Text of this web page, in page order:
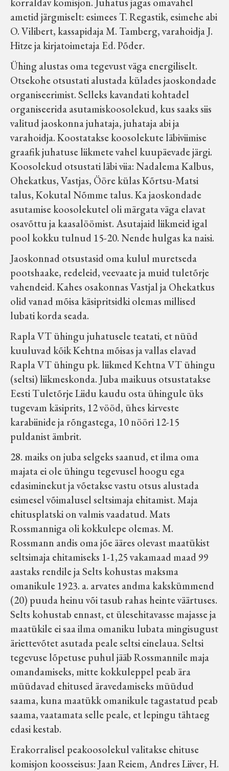
Virtuaalnäitused
Otsi
Tagasiside
Koduleht on teoks saanud tänu Sillaotsa
Muuseumisõprade Seltsingu, Kohaliku
Omaalgatuse Programmi ja Märjamaa
Vallavalitsuse abile.
ametid järgmiselt: esimees T. Regastik, esimehe abi
O. Vilibert, kassapidaja M. Tamberg, varahoidja J.
Hitze ja kirjatoimetaja Ed. Põder.
Ühing alustas oma tegevust väga energiliselt.
Otsekohe otsustati alustada külades jaoskondade
organiseerimist. Selleks kavandati kohtadel
organiseerida asutamiskoosolekud, kus saaks siis
valitud jaoskonna juhataja, juhataja abi ja
varahoidja. Koostatakse koosolekute läbiviimise
graafik juhatuse liikmete vahel kuupäevade järgi.
Koosolekud otsustati läbi viia: Nadalema Kalbus,
Ohekatkus, Vastjas, Ööre külas Kõrtsu-Matsi
talus, Kokutal Nõmme talus. Ka jaoskondade
asutamise koosolekutel oli märgata väga elavat
osavõttu ja kaasalöömist. Asutajaid liikmeid igal
pool kokku tulnud 15-20. Nende hulgas ka naisi.
Jaoskonnad otsustasid oma kulul muretseda
pootshaake, redeleid, veevaate ja muid tuletõrje
vahendeid. Kahes osakonnas Vastjal ja Ohekatkus
olid vanad mõisa käsipritsidki olemas millised
lubati korda seada.
Rapla VT ühingu juhatusele teatati, et nüüd
kuuluvad kõik Kehtna mõisas ja vallas elavad
Rapla VT ühingu pk. liikmed Kehtna VT ühingu
(seltsi) liikmeskonda. Juba maikuus otsustatakse
Eesti Tuletõrje Liidu kaudu osta ühingule üks
tugevam käsiprits, 12 vööd, ühes kirveste
karabiinide ja rõngastega, 10 nööri 12-15
puldanist ämbrit.
28. maiks on juba selgeks saanud, et ilma oma
majata ei ole ühingu tegevusel hoogu ega
edasiminekut ja võetakse vastu otsus alustada
esimesel võimalusel seltsimaja ehitamist. Maja
ehitusplatski on valmis vaadatud. Mats
Rossmanniga oli kokkulepe olemas. M.
Rossmann andis oma jõe ääres olevast maatükist
seltsimaja ehitamiseks 1-1,25 vakamaad maad 99
aastaks rendile ja Selts kohustas maksma
omanikule 1923. a. arvates andma kakskümmend
(20) puuda heinu või tasub rahas heinte väärtuses.
Selts kohustab ennast, et ülesehitavasse majasse ja
maatükile ei saa ilma omaniku lubata mingisugust
äriettevõtet asutada peale seltsi einelaua. Seltsi
tegevuse lõpetuse puhul jääb Rossmannile maja
omandamiseks, mitte kokkuleppel peab ära
müüdavad ehitused äravedamiseks müüdud
saama, kuna maatükk omanikule tagastatud peab
saama, vaatamata selle peale, et lepingu tähtaeg
edasi kestab.
Erakorralisel peakoosolekul valitakse ehituse
komisjon koosseisus: Jaan Reiem, Andres Liiver, H.